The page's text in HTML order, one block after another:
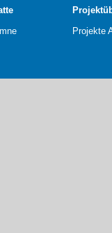
Projekte